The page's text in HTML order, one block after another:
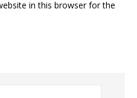
in this browser for the